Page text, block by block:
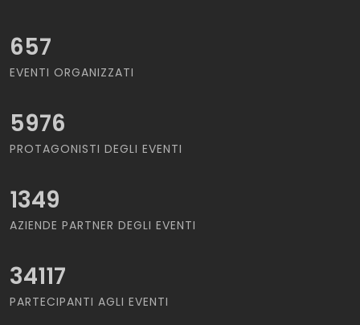
657
EVENTI ORGANIZZATI
5976
PROTAGONISTI DEGLI EVENTI
1349
AZIENDE PARTNER DEGLI EVENTI
34117
PARTECIPANTI AGLI EVENTI